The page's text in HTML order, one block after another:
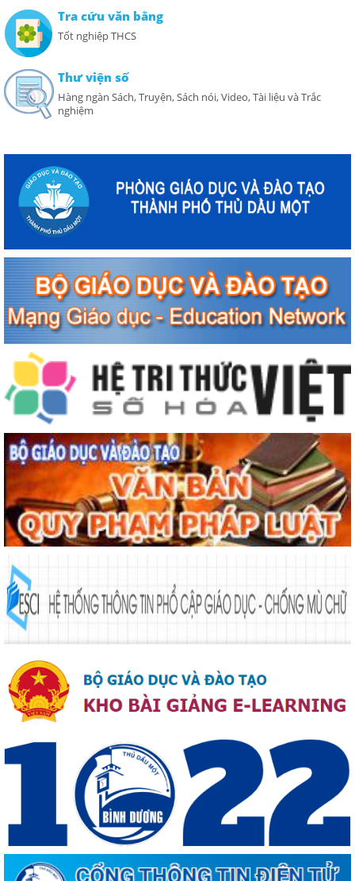
Tra cứu văn bằng
Tốt nghiệp THCS
Thư viện số
Hàng ngàn Sách, Truyện, Sách nói, Video, Tài liệu và Trắc
nghiệm